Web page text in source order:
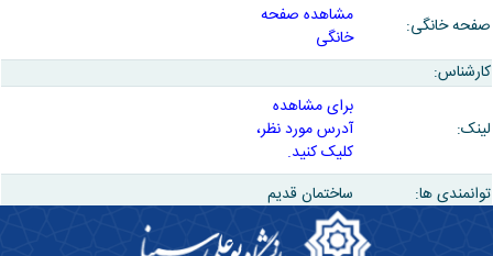
صفحه خانگی:
مشاهده صفحه
خانگی
کارشناس:
لینک:
برای مشاهده
آدرس مورد نظر،
کلیک کنید.
توانمندی ها:
ساختمان قدیم